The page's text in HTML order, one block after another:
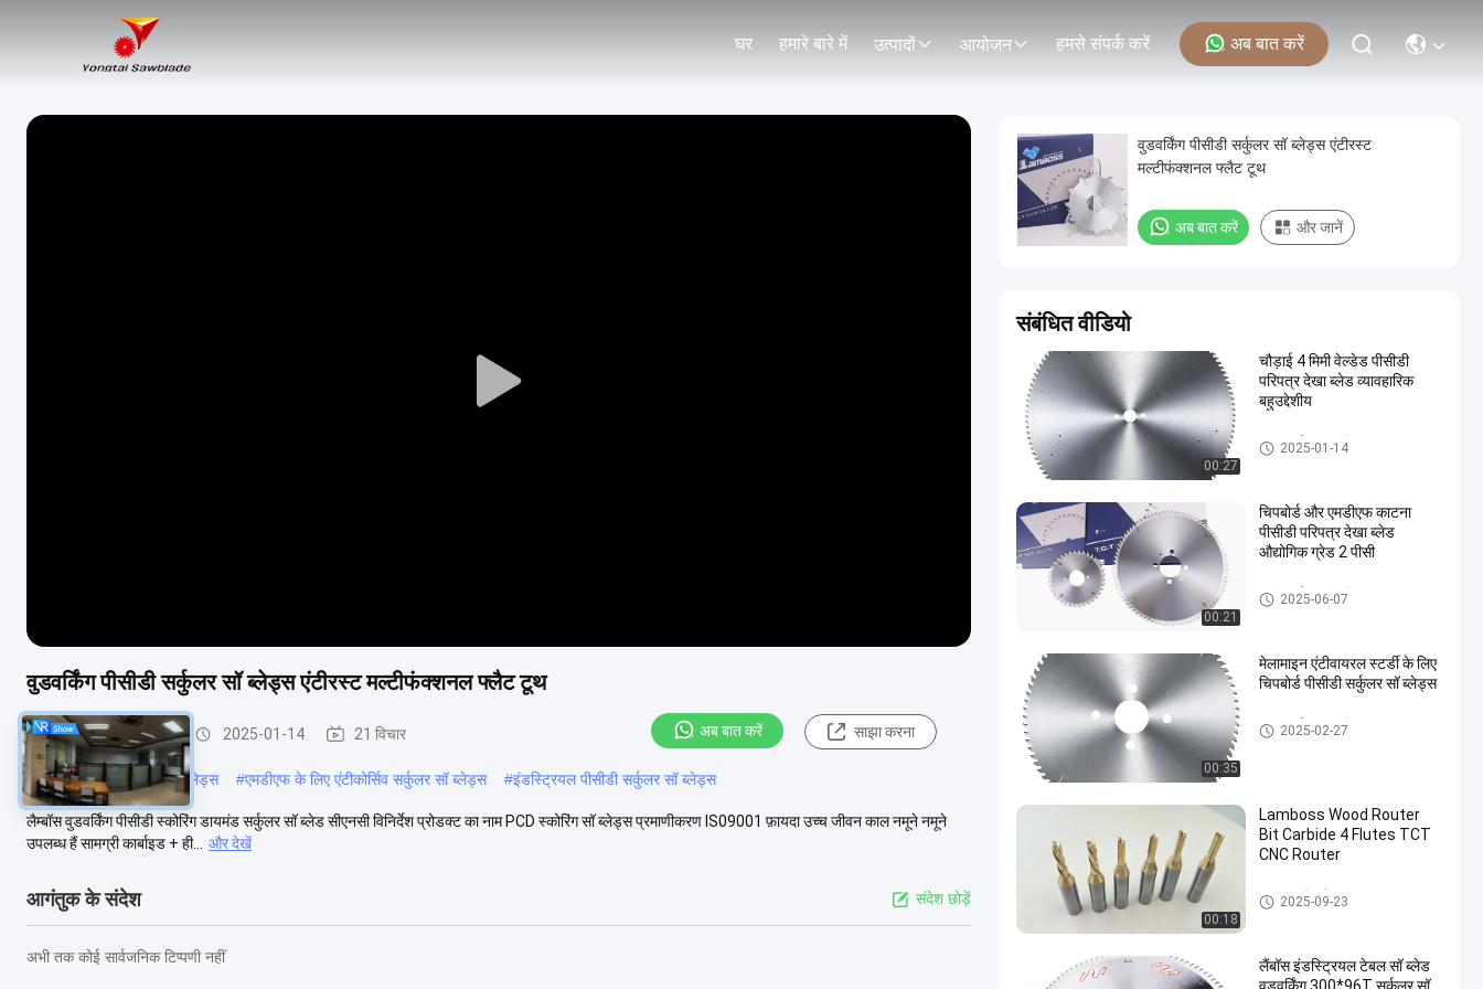
घर हमारे बारे में उत्पादों आयोजन हमसे संपर्क करें अब बात करें
Play
वुडवर्किंग पीसीडी सर्कुलर सॉ ब्लेड्स एंटीरस्ट मल्टीफंक्शनल फ्लैट टूथ
PCD सर्कुलर सॉ ब्लेड्स 2025-01-14 21 विचार अब बात करें साझा करना
#कार्बाइड पीसीडी सर्कुलर सॉ ब्लेड्स #एमडीएफ के लिए एंटीकोर्सिव सर्कुलर सॉ ब्लेड्स #इंडस्ट्रियल पीसीडी सर्कुलर सॉ ब्लेड्स
लैम्बॉस वुडवर्किंग पीसीडी स्कोरिंग डायमंड सर्कुलर सॉ ब्लेड सीएनसी विनिर्देश प्रोडक्ट का नाम PCD स्कोरिंग सॉ ब्लेड्स प्रमाणीकरण IS09001 फ़ायदा उच्च जीवन काल नमूने नमूने
उपलब्ध हैं सामग्री कार्बाइड + ही...
और देखें
आगंतुक के संदेश संदेश छोड़ें
अभी तक कोई सार्वजनिक टिप्पणी नहीं
वुडवर्किंग पीसीडी सर्कुलर सॉ ब्लेड्स एंटीरस्ट
मल्टीफंक्शनल फ्लैट टूथ
अब बात करें और जानें
संबंधित वीडियो
00:27
चौड़ाई 4 मिमी वेल्डेड पीसीडी
परिपत्र देखा ब्लेड व्यावहारिक
बहुउद्देशीय
PCD सर्कुलर सॉ ब्लेड्स
2025-01-14
00:21
चिपबोर्ड और एमडीएफ काटना
पीसीडी परिपत्र देखा ब्लेड
औद्योगिक ग्रेड 2 पीसी
PCD सर्कुलर सॉ ब्लेड्स
2025-06-07
00:35
मेलामाइन एंटीवायरल स्टर्डी के लिए
चिपबोर्ड पीसीडी सर्कुलर सॉ ब्लेड्स
PCD सर्कुलर सॉ ब्लेड्स
2025-02-27
00:18
Lamboss Wood Router
Bit Carbide 4 Flutes TCT
CNC Router
TCT स्ट्रेट बिट
2025-09-23
लैंबॉस इंडस्ट्रियल टेबल सॉ ब्लेड